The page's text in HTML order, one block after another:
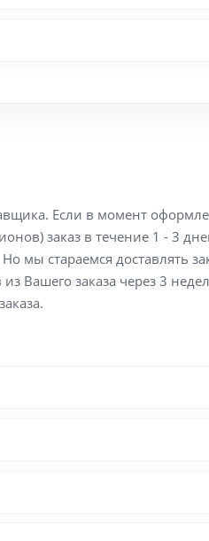
Если в момент
заказ в течение 1 - 3
мы стараемся доставлять
Вашего заказа через 3